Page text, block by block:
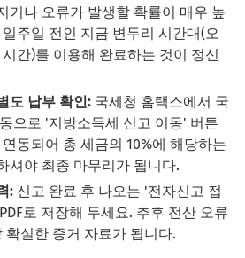
거나 오류가 발생할 확률이 매우 높
주일 전인 지금 변두리 시간대(오
간)를 이용해 완료하는 것이 정신
도 납부 확인: 국세청 홈택스에서 국
으로 '지방소득세 신고 이동' 버튼
동되어 총 세금의 10%에 해당하는
셔야 최종 마무리가 됩니다.
: 신고 완료 후 나오는 '전자신고 접
로 저장해 두세요. 추후 전산 오류
확실한 증거 자료가 됩니다.